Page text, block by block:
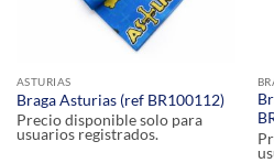
ASTURIAS
Braga Asturias (ref BR100112)
Precio disponible solo para
usuarios registrados.